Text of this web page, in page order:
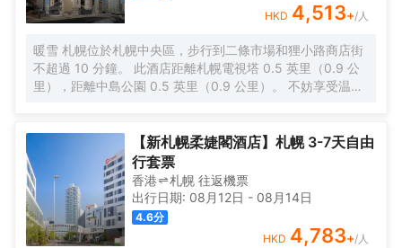
HKD 4,513+/人
暖雪 札幌位於札幌中央區，步行到二條市場和狸小路商店街
不超過 10 分鐘。 此酒店距離札幌電視塔 0.5 英里（0.9 公
里），距離中島公園 0.5 英里（0.9 公里）。 不妨享受温泉
時前台服務和電梯。酒店提供收費自助停車。 有 136 間空調
客房提供平板電視；您定能在旅途中找到家的舒適。提供免
費無線網絡，方便您與朋友保持聯繫；數碼頻道可滿足您的
娛樂需求。浴室提供免費洗浴用品和吹風機。便利設施包括
保險箱和書桌；而且每天提供客房服務。
【新札幌柔婕閣酒店】札幌 3-7天自由
行套票
香港 札幌 往返機票
出行日期: 08月12日 - 08月14日
4.6分
HKD 4,783+/人